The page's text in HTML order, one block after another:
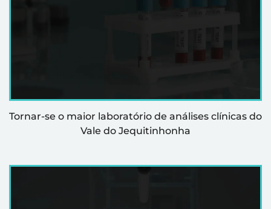
Tornar-se o maior laboratório de análises clínicas do
Vale do Jequitinhonha